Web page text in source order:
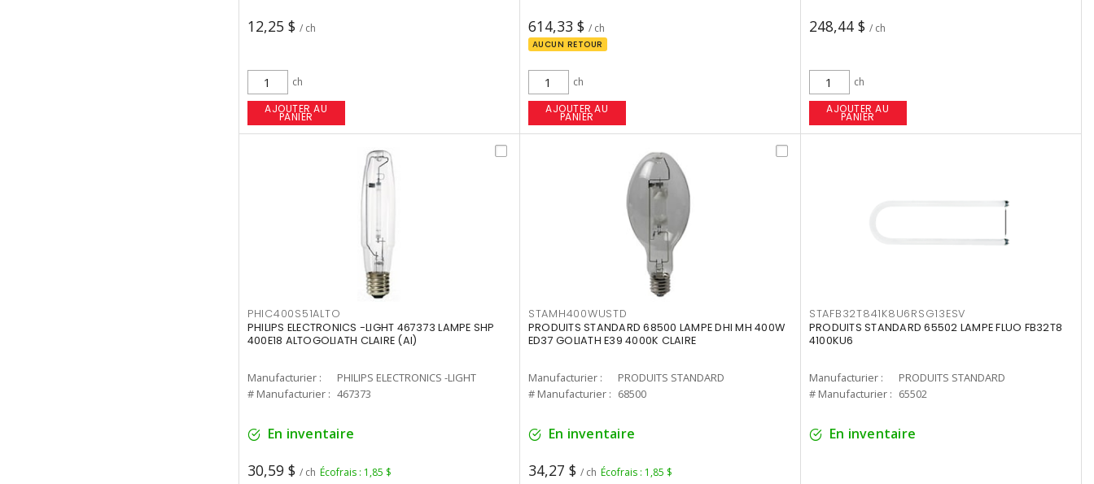
12,25 $ / ch
ch
AJOUTER AU
PANIER
614,33 $ / ch
AUCUN RETOUR
ch
AJOUTER AU
PANIER
248,44 $ / ch
ch
AJOUTER AU
PANIER
PHIC400S51ALTO
PHILIPS ELECTRONICS -LIGHT 467373 LAMPE SHP
400E18 ALTOGOLIATH CLAIRE (AI)
Manufacturier :
PHILIPS ELECTRONICS -LIGHT
# Manufacturier : 467373
En inventaire
30,59 $ / ch Écofrais : 1,85 $
STAMH400WUSTD
PRODUITS STANDARD 68500 LAMPE DHI MH 400W
ED37 GOLIATH E39 4000K CLAIRE
Manufacturier :
PRODUITS STANDARD
# Manufacturier : 68500
En inventaire
34,27 $ / ch Écofrais : 1,85 $
STAFB32T841K8U6RSG13ESV
PRODUITS STANDARD 65502 LAMPE FLUO FB32T8
4100KU6
Manufacturier :
PRODUITS STANDARD
# Manufacturier : 65502
En inventaire